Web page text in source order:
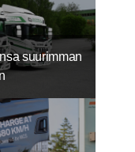
suurimman